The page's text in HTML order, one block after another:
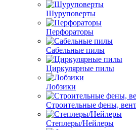
Шуруповерты
Перфораторы
Сабельные пилы
Циркулярные пилы
Лобзики
Строительные фены,
Степлеры/Нейлеры